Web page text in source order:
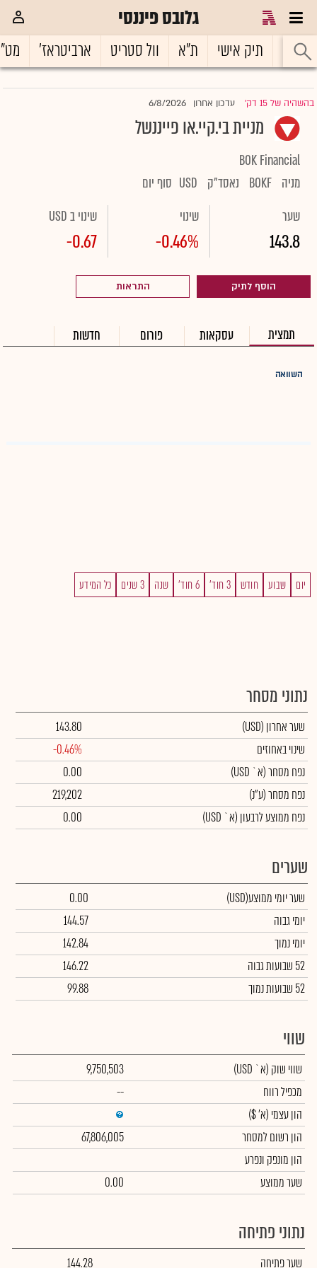
גלובס פיננסי
ראשי תיק אישי ת"א וול סטריט ארביטראז'
בהשהיה של 15 דק' |עדכון אחרון 6/8/2026
מניית בי.קיי.או פייננשל
BOK Financial
מניה BOKF נאסד"ק USD סוף יום
שער
143.8
שינוי
-0.46%
שינוי ב USD
-0.67
הוסף לתיק התראות
תמצית עסקאות פורום חדשות
השוואה
יום שבוע חודש 3 חוד' 6 חוד' שנה 3 שנים כל המידע
נתוני מסחר
שער אחרון (USD)
143.80
שינוי באחוזים
-0.46%
נפח מסחר(א` USD)
0.00
נפח מסחר(ע"נ)
219,202
נפח ממוצע לרבעון (א` USD)
0.00
שערים
שער יומי ממוצע(USD)
0.00
יומי גבוה
144.57
יומי נמוך
142.84
52 שבועות גבוה
146.22
52 שבועות נמוך
99.88
שווי
שווי שוק (א` USD)
9,750,503
מכפיל רווח
--
הון עצמי (א' $)
הון רשום למסחר
67,806,005
הון מונפק ונפרע
שער ממוצע
0.00
נתוני פתיחה
שער פתיחה 144.28